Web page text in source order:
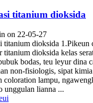
titanium dioksida
on 22-05-27
titanium dioksida 1.Pikeun
titanium dioksida kelas
bodas, teu leyur dina
non-fisiologis, sipat
coloration lampu,
unggulan lianna ...